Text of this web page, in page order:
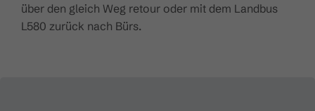
über den gleich Weg retour oder mit dem Landbus
L580 zurück nach Bürs.